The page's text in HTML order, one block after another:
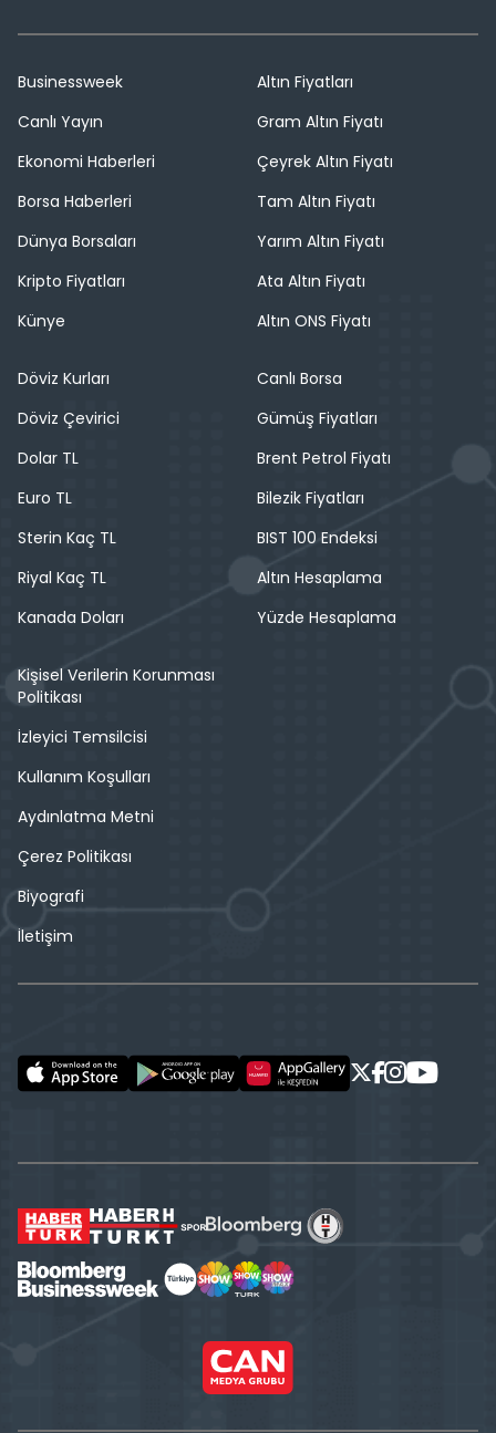
Businessweek
Canlı Yayın
Ekonomi Haberleri
Borsa Haberleri
Dünya Borsaları
Kripto Fiyatları
Künye
Altın Fiyatları
Gram Altın Fiyatı
Çeyrek Altın Fiyatı
Tam Altın Fiyatı
Yarım Altın Fiyatı
Ata Altın Fiyatı
Altın ONS Fiyatı
Döviz Kurları
Döviz Çevirici
Dolar TL
Euro TL
Sterin Kaç TL
Riyal Kaç TL
Kanada Doları
Canlı Borsa
Gümüş Fiyatları
Brent Petrol Fiyatı
Bilezik Fiyatları
BIST 100 Endeksi
Altın Hesaplama
Yüzde Hesaplama
Kişisel Verilerin Korunması
Politikası
İzleyici Temsilcisi
Kullanım Koşulları
Aydınlatma Metni
Çerez Politikası
Biyografi
İletişim